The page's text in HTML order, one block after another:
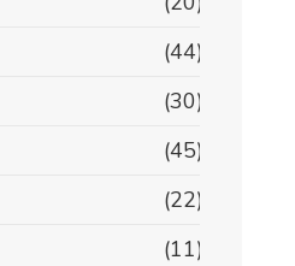
(44)
(30)
(45)
(22)
(11)